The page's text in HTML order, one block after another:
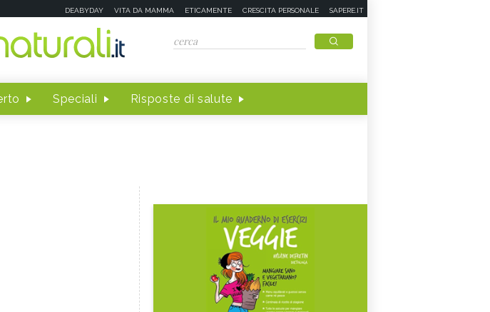
DEABYDAY VITA DA MAMMA ETICAMENTE CRESCITA PERSONALE SAPERE.IT
Speciali Risposte di salute